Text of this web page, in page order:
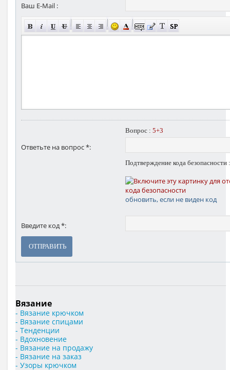
Ваш E-Mail :
Вопрос : 5+3
Ответьте на вопрос *:
Подтверждение кода безопасности :
обновить, если не виден код
Введите код *:
ОТПРАВИТЬ
Вязание
- Вязание крючком
- Вязание спицами
- Тенденции
- Вдохновение
- Вязание на продажу
- Вязание на заказ
- Узоры крючком